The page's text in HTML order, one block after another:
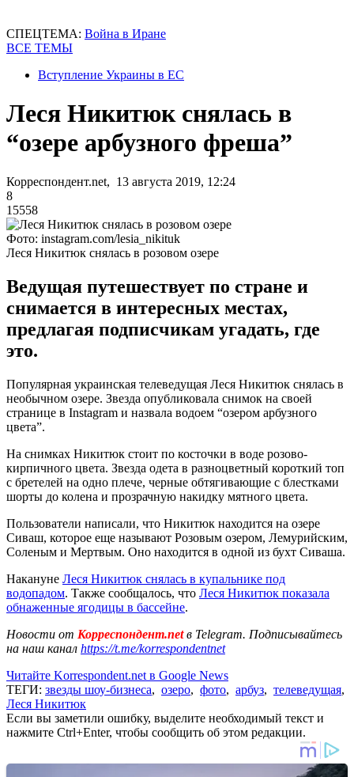
СПЕЦТЕМА: Война в Иране
ВСЕ ТЕМЫ
Вступление Украины в ЕС
Леся Никитюк снялась в
“озере арбузного фреша”
Корреспондент.net, 13 августа 2019, 12:24
8
15558
Фото: instagram.com/lesia_nikituk
Леся Никитюк снялась в розовом озере
Ведущая путешествует по стране и
снимается в интересных местах,
предлагая подписчикам угадать, где
это.
Популярная украинская телеведущая Леся Никитюк снялась в
необычном озере. Звезда опубликовала снимок на своей
странице в Instagram и назвала водоем “озером арбузного
цвета”.
На снимках Никитюк стоит по косточки в воде розово-
кирпичного цвета. Звезда одета в разноцветный короткий топ
с бретелей на одно плече, черные обтягивающие с блестками
шорты до колена и прозрачную накидку мятного цвета.
Пользователи написали, что Никитюк находится на озере
Сиваш, которое еще называют Розовым озером, Лемурийским,
Соленым и Мертвым. Оно находится в одной из бухт Сиваша.
Накануне Леся Никитюк снялась в купальнике под
водопадом. Также сообщалось, что Леся Никитюк показала
обнаженные ягодицы в бассейне.
Новости от Корреспондент.netв Telegram. Подписывайтесь
на наш канал https://t.me/korrespondentnet
Читайте Korrespondent.net в Google News
ТЕГИ: звезды шоу-бизнеса, озеро, фото, арбуз, телеведущая,
Леся Никитюк
Если вы заметили ошибку, выделите необходимый текст и
нажмите Ctrl+Enter, чтобы сообщить об этом редакции.